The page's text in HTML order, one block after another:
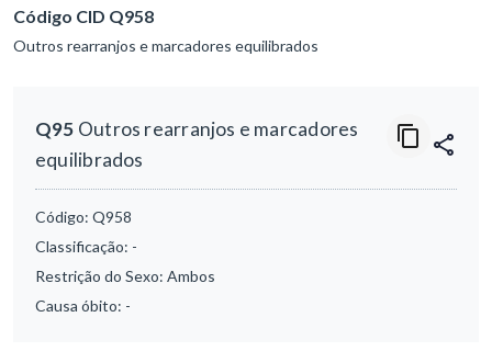
Código CID Q958
Outros rearranjos e marcadores equilibrados
Q95 Outros rearranjos e marcadores
equilibrados
Código: Q958
Classificação: -
Restrição do Sexo: Ambos
Causa óbito: -